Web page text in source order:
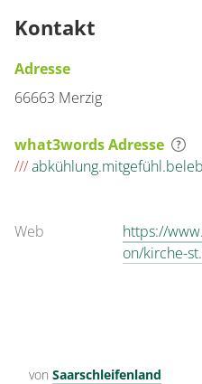
Kontakt
Adresse
66663 Merzig
what3words Adresse
///
Web
https://
on/kirche-
von Saarschleifenland